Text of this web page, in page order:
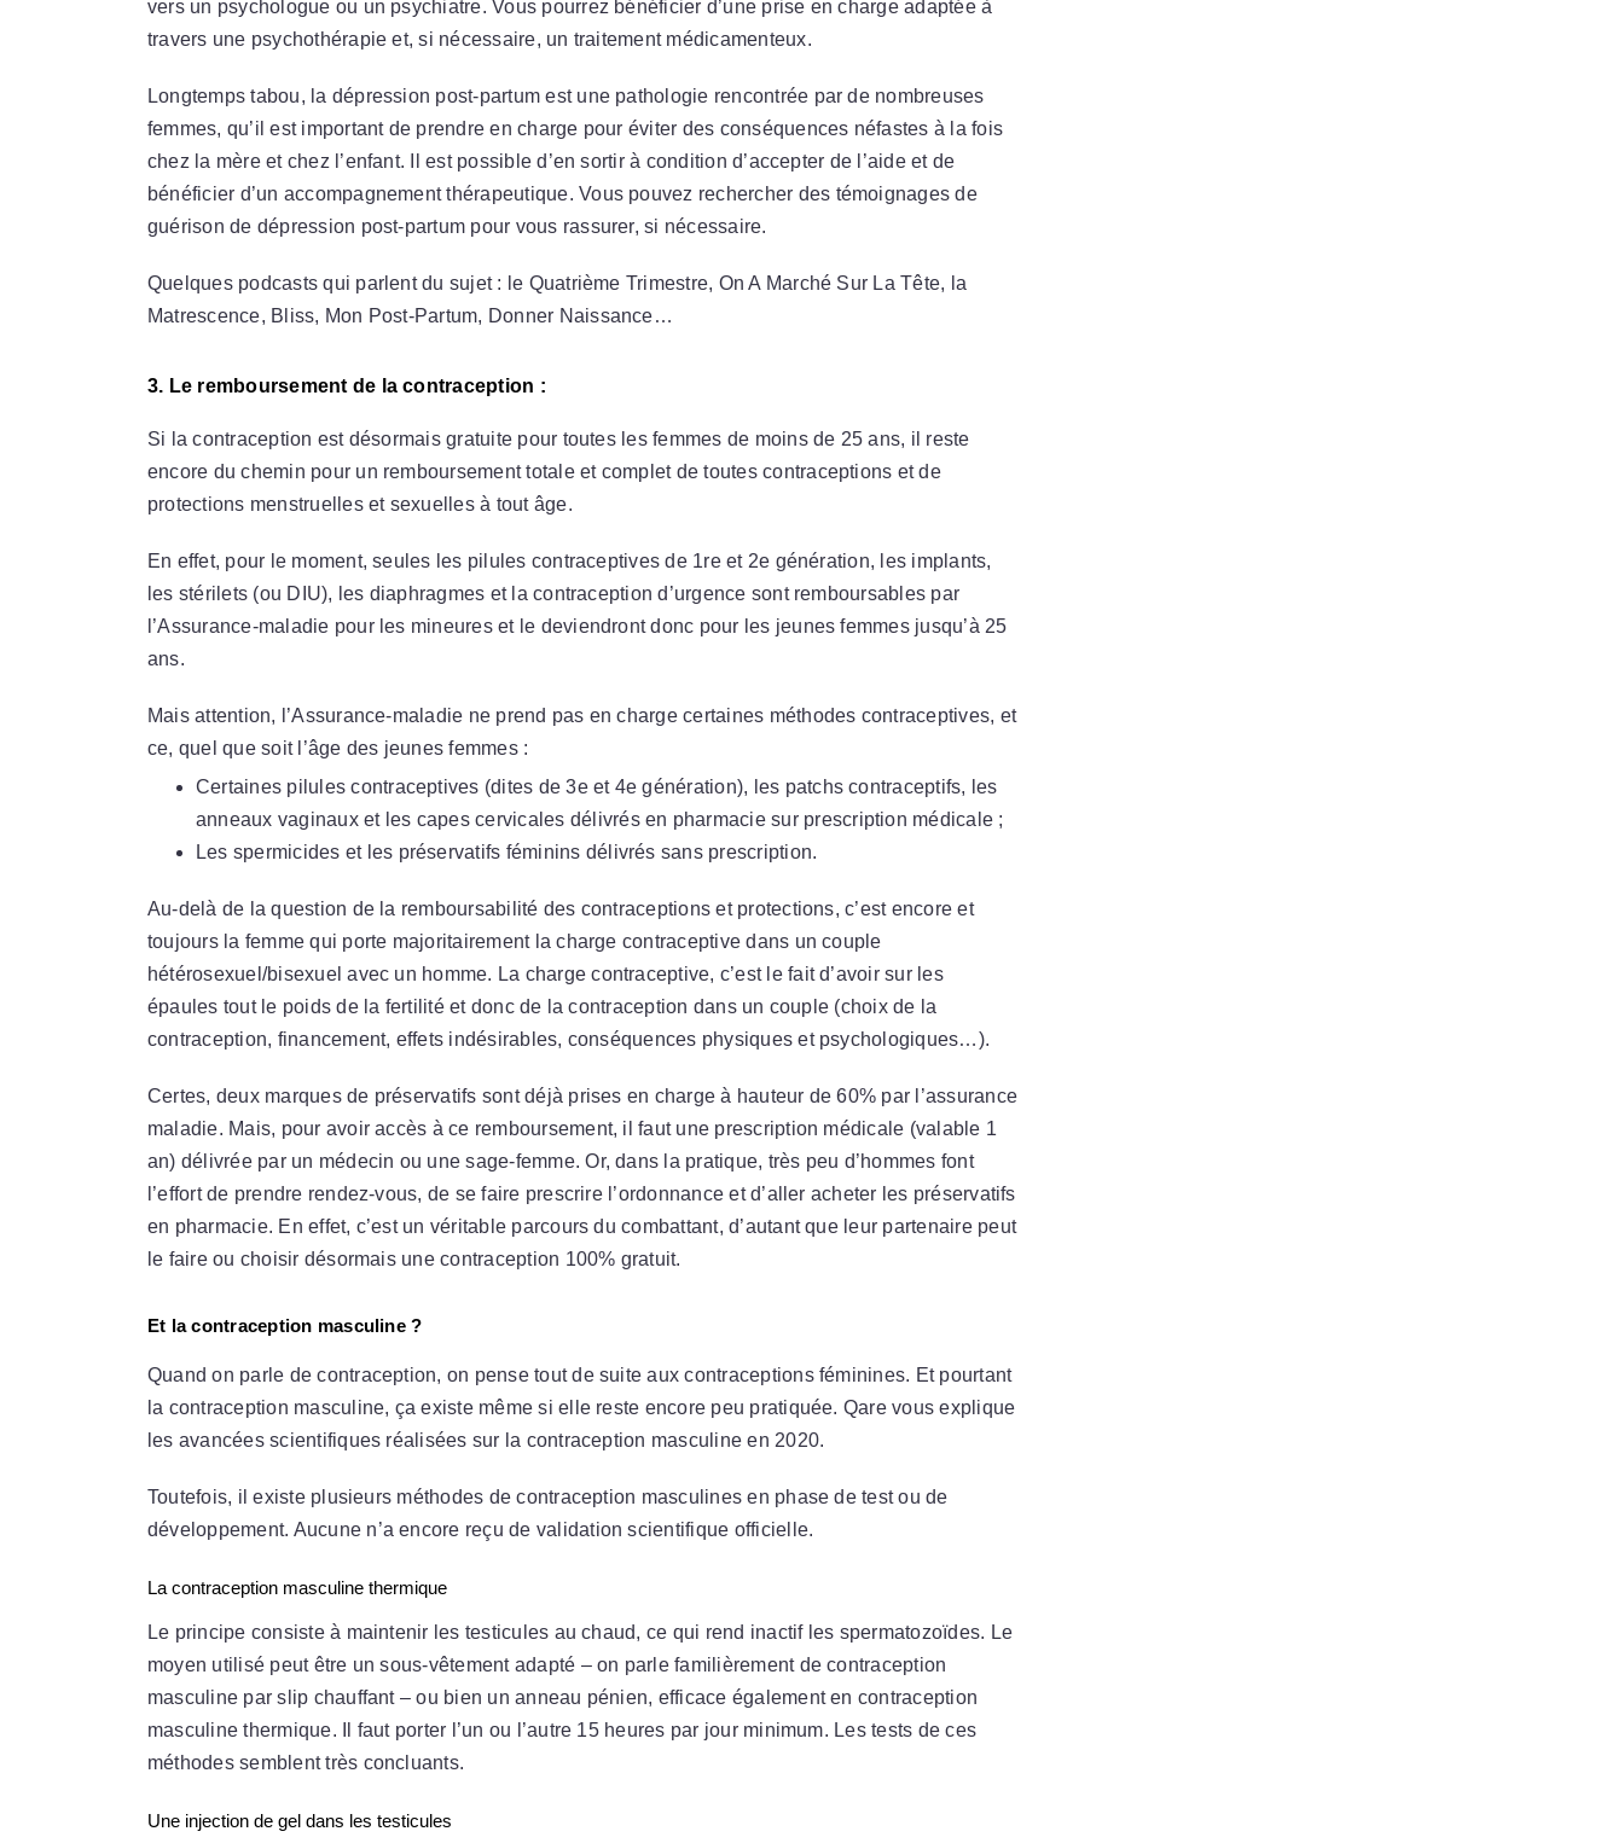
vers un psychologue ou un psychiatre. Vous pourrez bénéficier d’une prise en charge adaptée à
travers une psychothérapie et, si nécessaire, un traitement médicamenteux.
Longtemps tabou, la dépression post-partum est une pathologie rencontrée par de nombreuses
femmes, qu’il est important de prendre en charge pour éviter des conséquences néfastes à la fois
chez la mère et chez l’enfant. Il est possible d’en sortir à condition d’accepter de l’aide et de
bénéficier d’un accompagnement thérapeutique. Vous pouvez rechercher des témoignages de
guérison de dépression post-partum pour vous rassurer, si nécessaire.
Quelques podcasts qui parlent du sujet : le Quatrième Trimestre, On A Marché Sur La Tête, la
Matrescence, Bliss, Mon Post-Partum, Donner Naissance…
3. Le remboursement de la contraception :
Si la contraception est désormais gratuite pour toutes les femmes de moins de 25 ans, il reste
encore du chemin pour un remboursement totale et complet de toutes contraceptions et de
protections menstruelles et sexuelles à tout âge.
En effet, pour le moment, seules les pilules contraceptives de 1re et 2e génération, les implants,
les stérilets (ou DIU), les diaphragmes et la contraception d’urgence sont remboursables par
l’Assurance-maladie pour les mineures et le deviendront donc pour les jeunes femmes jusqu’à 25
ans.
Mais attention, l’Assurance-maladie ne prend pas en charge certaines méthodes contraceptives, et
ce, quel que soit l’âge des jeunes femmes :
Certaines pilules contraceptives (dites de 3e et 4e génération), les patchs contraceptifs, les
anneaux vaginaux et les capes cervicales délivrés en pharmacie sur prescription médicale ;
Les spermicides et les préservatifs féminins délivrés sans prescription.
Au-delà de la question de la remboursabilité des contraceptions et protections, c’est encore et
toujours la femme qui porte majoritairement la charge contraceptive dans un couple
hétérosexuel/bisexuel avec un homme. La charge contraceptive, c’est le fait d’avoir sur les
épaules tout le poids de la fertilité et donc de la contraception dans un couple (choix de la
contraception, financement, effets indésirables, conséquences physiques et psychologiques…).
Certes, deux marques de préservatifs sont déjà prises en charge à hauteur de 60% par l’assurance
maladie. Mais, pour avoir accès à ce remboursement, il faut une prescription médicale (valable 1
an) délivrée par un médecin ou une sage-femme. Or, dans la pratique, très peu d’hommes font
l’effort de prendre rendez-vous, de se faire prescrire l’ordonnance et d’aller acheter les préservatifs
en pharmacie. En effet, c’est un véritable parcours du combattant, d’autant que leur partenaire peut
le faire ou choisir désormais une contraception 100% gratuit.
Et la contraception masculine ?
Quand on parle de contraception, on pense tout de suite aux contraceptions féminines. Et pourtant
la contraception masculine, ça existe même si elle reste encore peu pratiquée. Qare vous explique
les avancées scientifiques réalisées sur la contraception masculine en 2020.
Toutefois, il existe plusieurs méthodes de contraception masculines en phase de test ou de
développement. Aucune n’a encore reçu de validation scientifique officielle.
La contraception masculine thermique
Le principe consiste à maintenir les testicules au chaud, ce qui rend inactif les spermatozoïdes. Le
moyen utilisé peut être un sous-vêtement adapté – on parle familièrement de contraception
masculine par slip chauffant – ou bien un anneau pénien, efficace également en contraception
masculine thermique. Il faut porter l’un ou l’autre 15 heures par jour minimum. Les tests de ces
méthodes semblent très concluants.
Une injection de gel dans les testicules